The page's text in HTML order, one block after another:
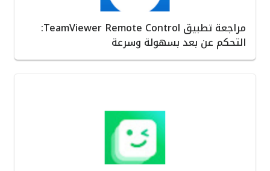
مراجعة تطبيق TeamViewer Remote Control:
التحكم عن بعد بسهولة وسرعة